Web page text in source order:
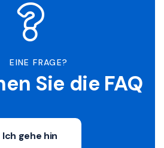
EINE FRAGE?
Sie die FAQ
Ich gehe hin